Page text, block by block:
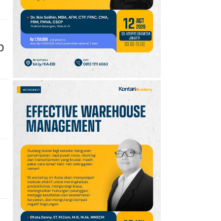
10 Klasemen Grup A Piala
AFF 2026: Ini Skenario
Indonesia Lolos ke
Semifinal